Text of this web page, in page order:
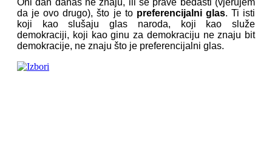
Oni dan danas ne znaju, ili se prave bedasti (vjerujem
da je ovo drugo), što je to preferencijalni glas. Ti isti
koji kao slušaju glas naroda, koji kao služe
demokraciji, koji kao ginu za demokraciju ne znaju bit
demokracije, ne znaju što je preferencijalni glas.